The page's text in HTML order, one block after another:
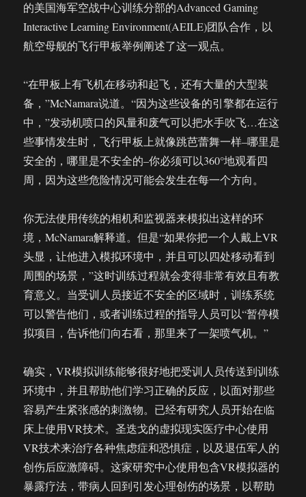
的美国海军空战中心训练分部的Advanced Gaming
Interactive Learning Environment(AEILE)团队合作，以
航空母舰的飞行甲板举例阐述了这一观点。
“在甲板上有飞机在移动和起飞，还有大量的大型装
备，”McNamara说道。“因为这些设备的引擎都在运行
中，”发动机喷口的风量和废气可以把水手吹飞…在这
些事情发生时，飞行甲板上就像跳芭蕾舞一样–哪里是
安全的，哪里是不安全的–你必须可以360°地观看四
周，因为这些危险情况可能会发生在每一个方向。
你无法使用传统的相机和监视器来模拟出这样的环
境，McNamara解释道。但是“如果你把一个人戴上VR
头显，让他进入模拟环境中，并且可以四处移动看到
周围的场景，”这时训练过程就会变得非常有效且有教
育意义。当受训人员接近不安全的区域时，训练系统
可以警告他们，或者训练过程的指导人员可以“暂停模
拟项目，告诉他们向右看，那里来了一架喷气机。”
确实，VR模拟训练能够很好地把受训人员传送到训练
环境中，并且帮助他们学习正确的反应，以面对那些
容易产生紧张感的刺激物。已经有研究人员开始在临
床上使用VR技术。圣迭戈的虚拟现实医疗中心使用
VR技术来治疗各种焦虑症和恐惧症，以及退伍军人的
创伤后应激障碍。这家研究中心使用包含VR模拟器的
暴露疗法，带病人回到引发心理创伤的场景，以帮助